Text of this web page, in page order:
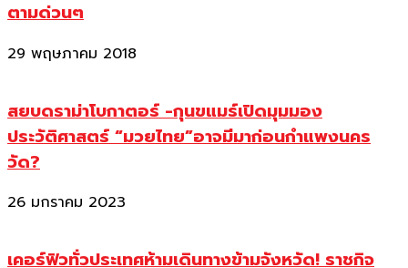
ตามด่วนๆ
29 พฤษภาคม 2018
สยบดราม่าโบกาตอร์ -กุนขแมร์เปิดมุมมอง
ประวัติศาสตร์ “มวยไทย”อาจมีมาก่อนกำแพงนคร
วัด?
26 มกราคม 2023
เคอร์ฟิวทั่วประเทศห้ามเดินทางข้ามจังหวัด! ราชกิจ